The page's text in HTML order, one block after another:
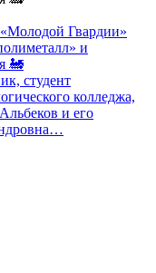
Гвардии»
и
🚂
студент
колледжа,
и его